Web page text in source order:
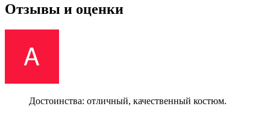
Отзывы и оценки
Достоинства: отличный, качественный костюм.